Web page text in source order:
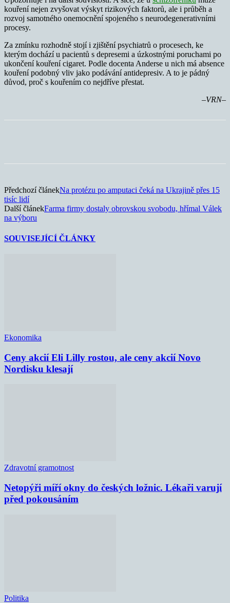
kouření nejen zvyšovat výskyt rizikových faktorů, ale i průběh a
rozvoj samotného onemocnění spojeného s neurodegenerativními
procesy.
Za zmínku rozhodně stojí i zjištění psychiatrů o procesech, ke
kterým dochází u pacientů s depresemi a úzkostnými poruchami po
ukončení kouření cigaret. Podle docenta Anderse u nich má absence
kouření podobný vliv jako podávání antidepresiv. A to je pádný
důvod, proč s kouřením co nejdříve přestat.
–VRN–
Předchozí článekNa protézu po amputaci čeká na Ukrajině přes 15
tisíc lidí
Další článekFarma firmy dostaly obrovskou svobodu, hřímal Válek
na výboru
SOUVISEJÍCÍ ČLÁNKY
Ekonomika
Ceny akcií Eli Lilly rostou, ale ceny akcií Novo
Nordisku klesají
Zdravotní gramotnost
Netopýři míří okny do českých ložnic. Lékaři varují
před pokousáním
Politika